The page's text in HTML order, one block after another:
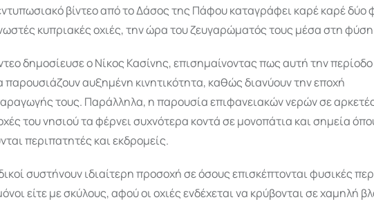
βίντεο από το Δάσος της Πάφου καταγράφει καρέ καρέ δύο
κυπριακές οχιές, την ώρα του ζευγαρώματός τους μέσα στη
δημοσίευσε ο Νίκος Κασίνης, επισημαίνοντας πως αυτή την
παρουσιάζουν αυξημένη κινητικότητα, καθώς διανύουν την εποχή
τους. Παράλληλα, η παρουσία επιφανειακών νερών σε
του νησιού τα φέρνει συχνότερα κοντά σε μονοπάτια και σημεία
περιπατητές και εκδρομείς.
συστήνουν ιδιαίτερη προσοχή σε όσους επισκέπτονται φυσικές
είτε με σκύλους, αφού οι οχιές ενδέχεται να κρύβονται σε χαμηλή